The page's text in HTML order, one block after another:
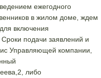
ежегодного
в жилом доме, ждем
включения
подачи заявлений и
Управляющей компании,
либо